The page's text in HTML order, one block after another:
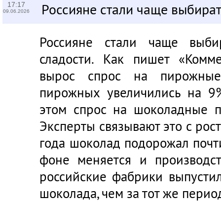
17:17
09.06.2026 Россияне стали чаще
Россияне стали чаще
сладости. Как пишет
вырос спрос на
пирожных увеличились на
этом спрос на шоколадные
Эксперты связывают это с
года шоколад подорожал
фоне меняется и
российские фабрики
шоколада, чем за тот же